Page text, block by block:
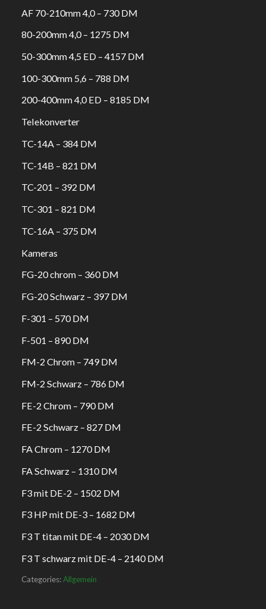
AF 70-210mm 4,0 – 730 DM
80-200mm 4,0 – 1275 DM
50-300mm 4,5 ED – 4157 DM
100-300mm 5,6 – 788 DM
200-400mm 4,0 ED – 8185 DM
Telekonverter
TC-14A – 384 DM
TC-14B – 821 DM
TC-201 – 392 DM
TC-301 – 821 DM
TC-16A – 375 DM
Kameras
FG-20 chrom – 360 DM
FG-20 Schwarz – 397 DM
F-301 – 570 DM
F-501 – 890 DM
FM-2 Chrom – 749 DM
FM-2 Schwarz – 786 DM
FE-2 Chrom – 790 DM
FE-2 Schwarz – 827 DM
FA Chrom – 1270 DM
FA Schwarz – 1310 DM
F3 mit DE-2 – 1502 DM
F3 HP mit DE-3 – 1682 DM
F3 T titan mit DE-4 – 2030 DM
F3 T schwarz mit DE-4 – 2140 DM
Categories:Allgemein